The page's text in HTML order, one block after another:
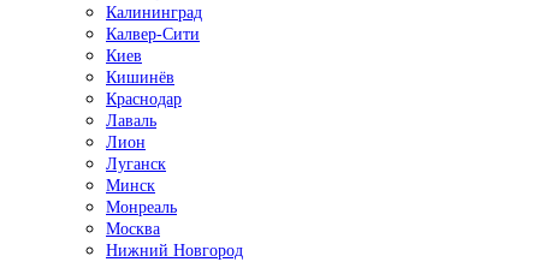
Калининград
Калвер-Сити
Киев
Кишинёв
Краснодар
Лаваль
Лион
Луганск
Минск
Монреаль
Москва
Нижний Новгород